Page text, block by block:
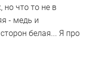
но что то не в
- медь и
белая... Я про